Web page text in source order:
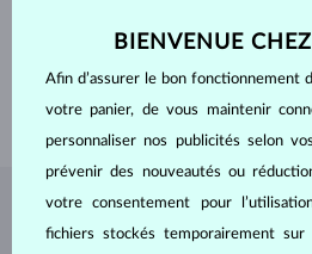
PIERRES PRÉCIEUSES SANS PIERRE
LARGEUR 2.50 mm
POIDS 2.15 g
BIJOUX DE
BIENVENUE
Afin d’assurer le bon fonctionnement
votre panier, de vous maintenir
personnaliser nos publicités selon
prévenir des nouveautés ou
votre consentement pour
fichiers stockés temporairement